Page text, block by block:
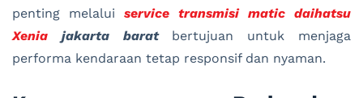
penting melalui service transmisi matic daihatsu
Xenia jakarta baratbertujuan untuk menjaga
performa kendaraan tetap responsif dan nyaman.